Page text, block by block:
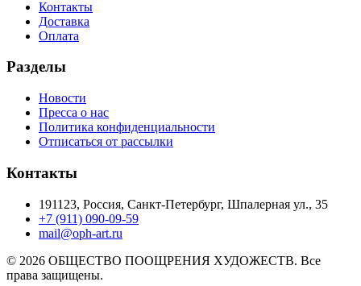
Контакты
Доставка
Оплата
Разделы
Новости
Пресса о нас
Политика конфиденциальности
Отписаться от рассылки
Контакты
191123, Россия, Санкт-Петербург, Шпалерная ул., 35
+7 (911) 090-09-59
mail@oph-art.ru
© 2026 ОБЩЕСТВО ПООЩРЕНИЯ ХУДОЖЕСТВ. Все
права защищены.